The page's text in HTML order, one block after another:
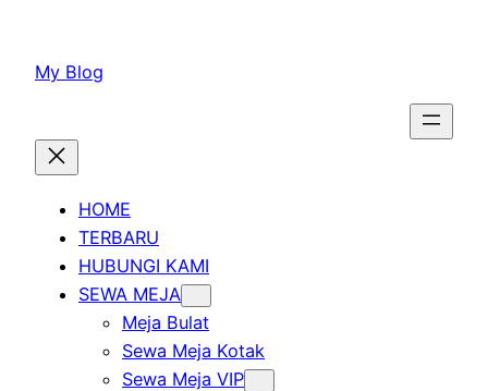
konten
My Blog
HOME
TERBARU
HUBUNGI KAMI
SEWA MEJA
Meja Bulat
Sewa Meja Kotak
Sewa Meja VIP